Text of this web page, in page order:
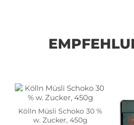
Kölln Müsli Schoko 30 %
w. Zucker, 450g